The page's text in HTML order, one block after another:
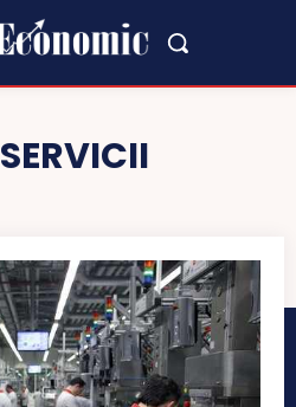
SERVICII